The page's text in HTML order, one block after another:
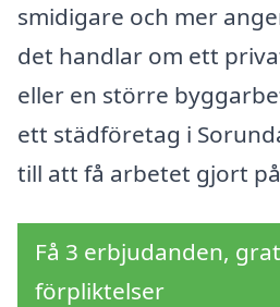
smidigare och mer
det handlar om ett
eller en större
ett städföretag i
till att få arbetet gjort
Få 3 erbjudanden,
förpliktelser